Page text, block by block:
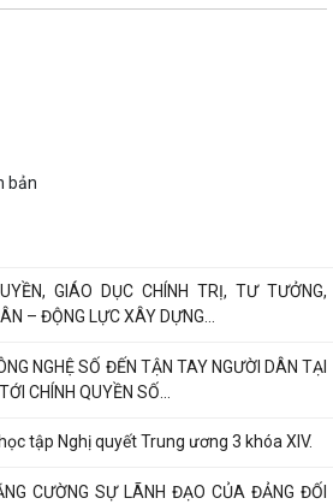
NGHỊ QUYẾT SỐ 80-NQ/TW NGÀY
kỳ...
TỔNG VỆ SINH MÔI TRƯỜNG, CHUNG
- XANH - SẠCH - ĐẸP
phát ngôn và cung cấp thông tin cho
Quy chế phát ngôn và cung cấp thông tin